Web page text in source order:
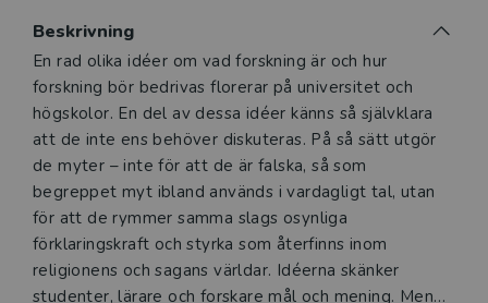
Beskrivning
Beskrivning
En rad olika idéer om vad forskning är och hur
forskning bör bedrivas florerar på universitet och
högskolor. En del av dessa idéer känns så självklara
att de inte ens behöver diskuteras. På så sätt utgör
de myter – inte för att de är falska, så som
begreppet myt ibland används i vardagligt tal, utan
för att de rymmer samma slags osynliga
förklaringskraft och styrka som återfinns inom
religionens och sagans världar. Idéerna skänker
studenter, lärare och forskare mål och mening. Men